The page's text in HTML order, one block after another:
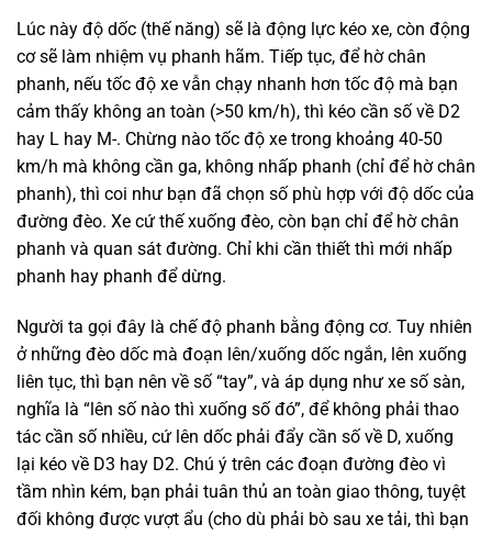
Lúc này độ dốc (thế năng) sẽ là động lực kéo xe, còn động
cơ sẽ làm nhiệm vụ phanh hãm. Tiếp tục, để hờ chân
phanh, nếu tốc độ xe vẫn chạy nhanh hơn tốc độ mà bạn
cảm thấy không an toàn (>50 km/h), thì kéo cần số về D2
hay L hay M-. Chừng nào tốc độ xe trong khoảng 40-50
km/h mà không cần ga, không nhấp phanh (chỉ để hờ chân
phanh), thì coi như bạn đã chọn số phù hợp với độ dốc của
đường đèo. Xe cứ thế xuống đèo, còn bạn chỉ để hờ chân
phanh và quan sát đường. Chỉ khi cần thiết thì mới nhấp
phanh hay phanh để dừng.
Người ta gọi đây là chế độ phanh bằng động cơ. Tuy nhiên
ở những đèo dốc mà đoạn lên/xuống dốc ngắn, lên xuống
liên tục, thì bạn nên về số “tay”, và áp dụng như xe số sàn,
nghĩa là “lên số nào thì xuống số đó”, để không phải thao
tác cần số nhiều, cứ lên dốc phải đẩy cần số về D, xuống
lại kéo về D3 hay D2. Chú ý trên các đoạn đường đèo vì
tầm nhìn kém, bạn phải tuân thủ an toàn giao thông, tuyệt
đối không được vượt ẩu (cho dù phải bò sau xe tải, thì bạn